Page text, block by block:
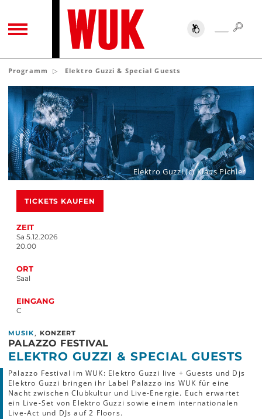
TOGGLE NAVIGATION SUCHE
Programm Elektro Guzzi & Special Guests
TICKETS KAUFEN
ZEIT
Sa 5.12.2026
20.00
ORT
Saal
EINGANG
C
Elektro Guzzi (c) Klaus Pichler
MUSIK , KONZERT
PALAZZO FESTIVAL
ELEKTRO GUZZI & SPECIAL GUESTS
Palazzo Festival im WUK: Elektro Guzzi live + Guests und Djs
Elektro Guzzi bringen ihr Label Palazzo ins WUK für eine
Nacht zwischen Clubkultur und Live-Energie. Euch erwartet
ein Live-Set von Elektro Guzzi sowie einem internationalen
Live-Act und DJs auf 2 Floors.